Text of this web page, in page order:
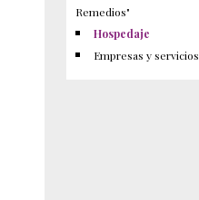
Remedios"
Hospedaje
Empresas y servicios